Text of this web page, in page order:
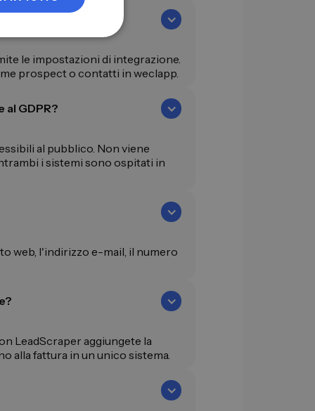
le impostazioni di integrazione.
prospect o contatti in weclapp.
GDPR?
al pubblico. Non viene
i sistemi sono ospitati in
web, l'indirizzo e-mail, il numero
LeadScraper aggiungete la
alla fattura in un unico sistema.